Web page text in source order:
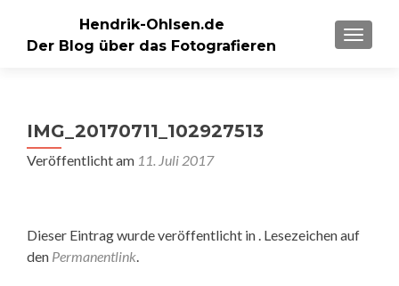
Hendrik-Ohlsen.de
Der Blog über das Fotografieren
IMG_20170711_102927513
Veröffentlicht am 11. Juli 2017
Dieser Eintrag wurde veröffentlicht in . Lesezeichen auf
den Permanentlink.